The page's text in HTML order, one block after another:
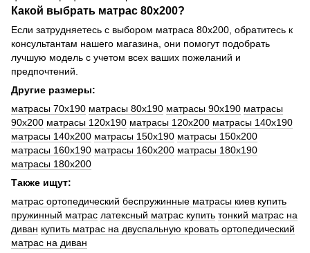
Какой выбрать матрас 80х200?
Если затрудняетесь с выбором матраса 80х200, обратитесь к
консультантам нашего магазина, они помогут подобрать
лучшую модель с учетом всех ваших пожеланий и
предпочтений.
Другие размеры:
матрасы 70x190 матрасы 80x190 матрасы 90x190 матрасы
90x200 матрасы 120x190 матрасы 120x200 матрасы 140x190
матрасы 140x200 матрасы 150x190 матрасы 150x200
матрасы 160x190 матрасы 160x200 матрасы 180x190
матрасы 180x200
Также ищут:
матрас ортопедический беспружинные матрасы киев купить
пружинный матрас латексный матрас купить тонкий матрас на
диван купить матрас на двуспальную кровать ортопедический
матрас на диван